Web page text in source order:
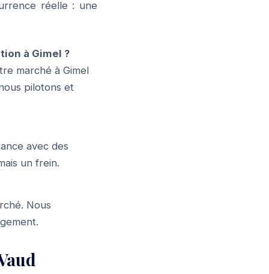
réelle : une
à Gimel ?
marché à Gimel
pilotons et
avec des
un frein.
Nous